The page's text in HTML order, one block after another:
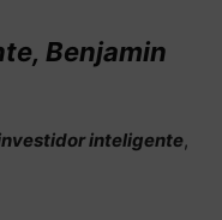
Benjamin
inteligente,